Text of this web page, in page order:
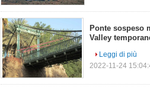
Ponte sospeso
Valley
Leggi di più
2022-11-24